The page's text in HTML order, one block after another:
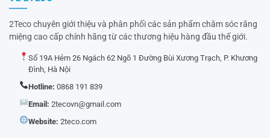
2Teco chuyên giới thiệu và phân phối các sản phẩm chăm sóc răng
miệng cao cấp chính hãng từ các thương hiệu hàng đầu thế giới.
Số 19A Hẻm 26 Ngách 62 Ngõ 1 Đường Bùi Xương Trạch, P. Khương
Đình, Hà Nội
Hotline: 0868 191 839
Email: 2tecovn@gmail.com
Website: 2teco.com